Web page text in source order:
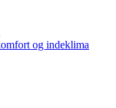
og indeklima